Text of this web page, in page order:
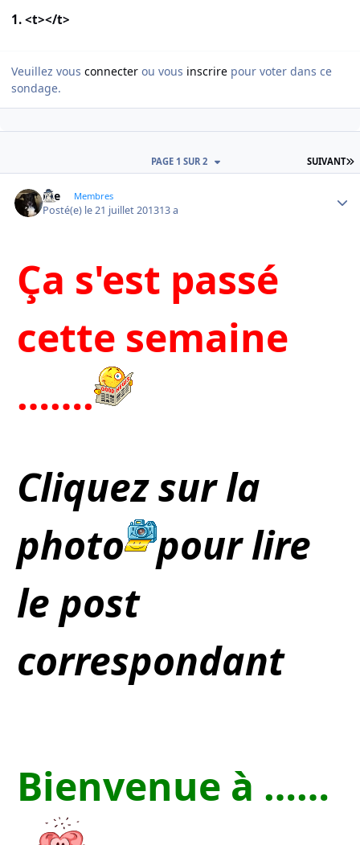
1. <t></t>
Veuillez vous connecter ou vous inscrire pour voter dans ce
sondage.
SUIVANT
PAGE 1 SUR 2
Joe Membres
Posté(e) le 21 juillet 201313 a
Ça s'est passé
cette semaine
…….
Cliquez sur la
photo
pour lire
le post
correspondant
Bienvenue à ……